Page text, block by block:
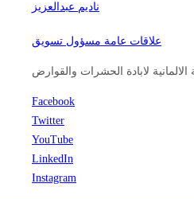
ناديم عبدالعزيز
علاقات عامة مسؤول تسويق
لابادة الحشرات والقوارض
Facebook
Twitter
YouTube
LinkedIn
Instagram